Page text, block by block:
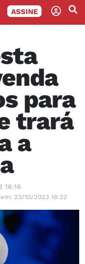
ASSINE
para
trará
a
16:16
23/10/2023 16:32